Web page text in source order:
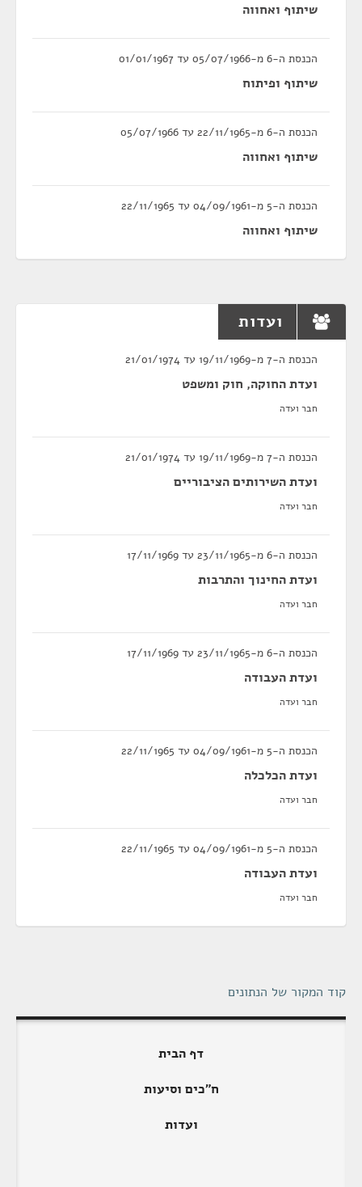
שיתוף ואחווה
הכנסת ה-6 מ-05/07/1966 עד 01/01/1967
שיתוף ופיתוח
הכנסת ה-6 מ-22/11/1965 עד 05/07/1966
שיתוף ואחווה
הכנסת ה-5 מ-04/09/1961 עד 22/11/1965
שיתוף ואחווה
ועדות
הכנסת ה-7 מ-19/11/1969 עד 21/01/1974
ועדת החוקה, חוק ומשפט
חבר ועדה
הכנסת ה-7 מ-19/11/1969 עד 21/01/1974
ועדת השירותים הציבוריים
חבר ועדה
הכנסת ה-6 מ-23/11/1965 עד 17/11/1969
ועדת החינוך והתרבות
חבר ועדה
הכנסת ה-6 מ-23/11/1965 עד 17/11/1969
ועדת העבודה
חבר ועדה
הכנסת ה-5 מ-04/09/1961 עד 22/11/1965
ועדת הכלכלה
חבר ועדה
הכנסת ה-5 מ-04/09/1961 עד 22/11/1965
ועדת העבודה
חבר ועדה
קוד המקור של הנתונים
דף הבית
ח"כים וסיעות
ועדות